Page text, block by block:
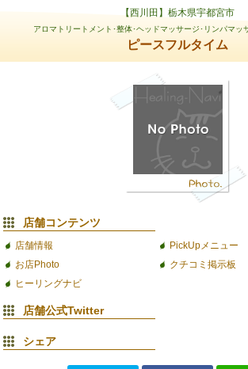
【西川田】栃木県宇都宮市
アロマトリートメント･整体･ヘッドマッサージ･リンパマッ
ピースフルタイム
店舗コンテンツ
店舗情報
PickUpメニュー
お店Photo
クチコミ掲示板
ヒーリングナビ
店舗公式Twitter
シェア